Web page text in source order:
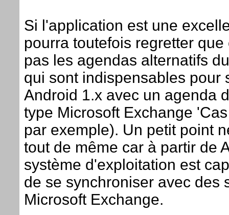
Si l'application est une
pourra toutefois regretter
pas les agendas alternatifs
qui sont indispensables pour
Android 1.x avec un agenda
type Microsoft Exchange
par exemple). Un petit point
tout de même car à partir de
système d'exploitation est
de se synchroniser avec des
Microsoft Exchange.